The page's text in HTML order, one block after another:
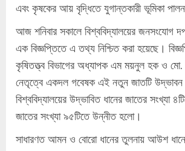
এবং কৃষকের আয় বৃদ্ধিতে যুগান্তকারী ভূমিকা
আজ শনিবার সকালে বিশ্ববিদ্যালয়ের জনসংযোগ
এক বিজ্ঞপ্তিতে এ তথ্য নিশ্চিত করা হয়েছে।
কৃষিতত্ত্ব বিভাগের অধ্যাপক এম ময়নুল হক ও মো.
নেতৃত্বে একদল গবেষক এই নতুন জাতটি
বিশ্ববিদ্যালয়ের উদ্ভাবিত ধানের জাতের সংখ্যা
জাতের সংখ্যা ৯৫টিতে উন্নীত হলো।
সাধারণত আমন ও বোরো ধানের তুলনায় আউশ